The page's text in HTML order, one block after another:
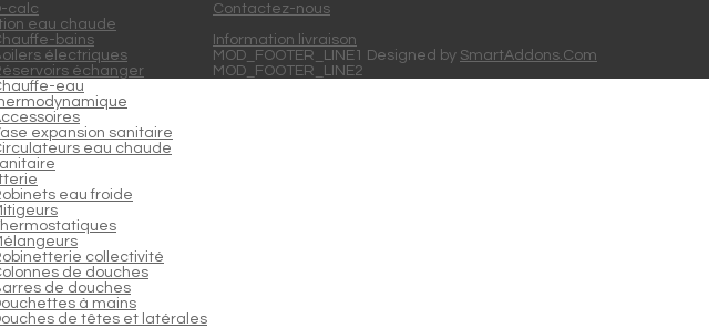
calc
eau chaude
bains
électriques
échanger
eau
expansion sanitaire
eau chaude
eau froide
collectivité
de douches
de douches
à mains
de têtes et latérales
Contactez-nous
Information livraison
MOD_FOOTER_LINE1 Designed by SmartAddons.Com
MOD_FOOTER_LINE2